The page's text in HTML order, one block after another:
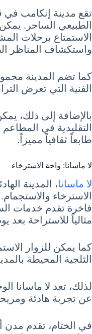
تقع مدينة إنكامب في
الطبيعي الساحر.
الاستمتاع برحلات
واستكشاف المناظر
كما تضم المدينة
الفنية التي تعرض
بالإضافة إلى ذلك،
التقليدية في
طابعاً ثقافياً مميزاً.
لا ماسانا: واحة الاسترخاء
لا ماسانا، المدينة
الاسترخاء
فاخرة تقدم خدمات
مثالياً للاستراحة
كما يمكن للزوار
الثلجية المحيطة
لذلك، تعد لا ماسانا
عن تجربة هادئة
في الختام، تقدم مدن